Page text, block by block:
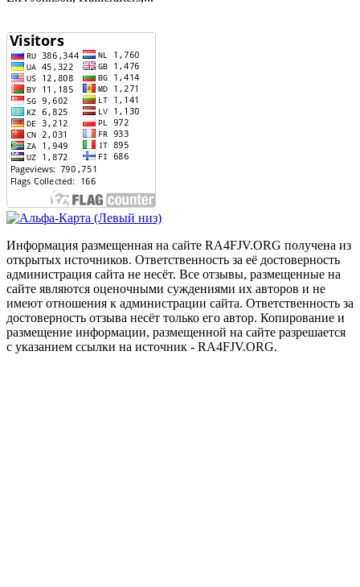
Информация размещенная на сайте RA4FJV.ORG получена из
открытых источников. Ответственность за её достоверность
администрация сайта не несёт. Все отзывы, размещенные на
сайте являются оценочными суждениями их авторов и не
имеют отношения к администрации сайта. Ответственность за
достоверность отзыва несёт только его автор. Копирование и
размещение информации, размещенной на сайте разрешается
с указанием ссылки на источник - RA4FJV.ORG.